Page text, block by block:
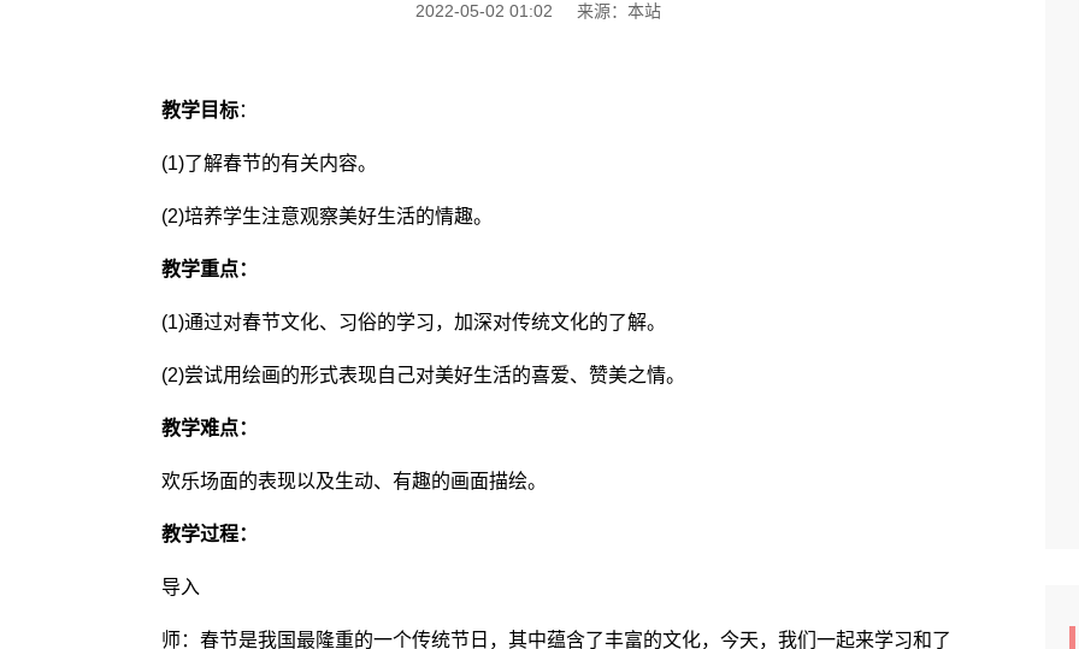
2022-05-02 01:02 来源：本站
教学目标：
(1)了解春节的有关内容。
(2)培养学生注意观察美好生活的情趣。
教学重点：
(1)通过对春节文化、习俗的学习，加深对传统文化的了解。
(2)尝试用绘画的形式表现自己对美好生活的喜爱、赞美之情。
教学难点：
欢乐场面的表现以及生动、有趣的画面描绘。
教学过程：
导入
师：春节是我国最隆重的一个传统节日，其中蕴含了丰富的文化，今天，我们一起来学习和了